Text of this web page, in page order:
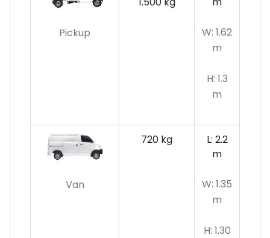
Pickup
W: 1.62
m
H: 1.3
m
Van
720 kg
L: 2.2
m
W: 1.35
m
H: 1.30